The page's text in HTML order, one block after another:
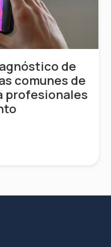
de
comunes de
profesionales